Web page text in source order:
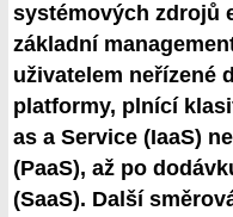
systémových zdrojů
základní
uživatelem neřízené
platformy, plnící
as a Service (IaaS)
(PaaS), až po
(SaaS). Další